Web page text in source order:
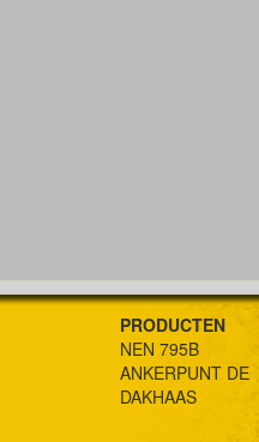
PRODUCTEN
NEN 795B
ANKERPUNT DE
DAKHAAS